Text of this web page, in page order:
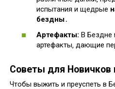
испытания и щедрые
бездны․
Артефакты: В Бездне
артефакты‚ дающие
Советы для Новичков
Чтобы выжить и преуспеть в